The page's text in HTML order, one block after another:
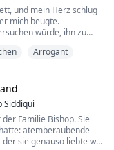
beweisen, dass er...
und mein Herz schlug
mich beugte.
würde, ihn zu
geschah bei mir. Ich
mich festhielt; ich
Arrogant
Siddiqui
Familie Bishop. Sie
atemberaubende
sie genauso liebte wie